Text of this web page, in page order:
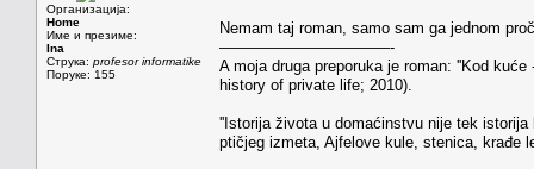
Организација:
Home
Име и презиме:
Ina
Струка: profesor informatike
Поруке: 155
Nemam taj roman, samo sam ga jednom
———————————-
A moja druga preporuka je roman: ''Kod
history of private life; 2010).
''Istorija života u domaćinstvu nije tek
ptičjeg izmeta, Ajfelove kule, stenica, krađe